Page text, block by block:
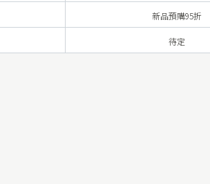
新品預購95折
待定